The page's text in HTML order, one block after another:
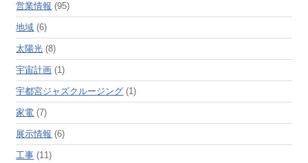
営業情報 (95)
地域 (6)
太陽光 (8)
宇宙計画 (1)
宇都宮ジャズクルージング (1)
家電 (7)
展示情報 (6)
工事 (11)